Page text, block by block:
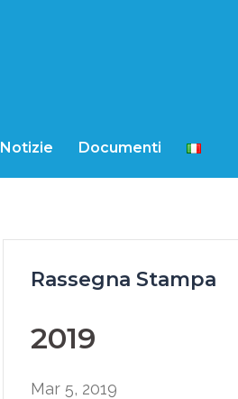
Notizie Documenti
Rassegna Stampa
2019
Mar 5, 2019